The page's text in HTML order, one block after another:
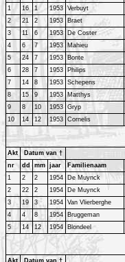
1
16 1 1953 Verbuyt
2
21 2 1953 Braet
3
11 6 1953 De Coster
4
6 7 1953 Mahieu
5
24 7 1953 Bonte
6
28 7 1953 Philips
7
14 8 1953 Schepens
8
15 9 1953 Matthys
9
8 10 1953 Gryp
10
14 12 1953 Cornelis
Akt
Datum van †
nr
dd mm jaar Familienaam
1
2 2 1954 De Muynck
2
22 2 1954 De Muynck
3
19 3 1954 Van Vlierberghe
4
4 8 1954 Bruggeman
5
14 12 1954 Blondeel
Akt
Datum van †